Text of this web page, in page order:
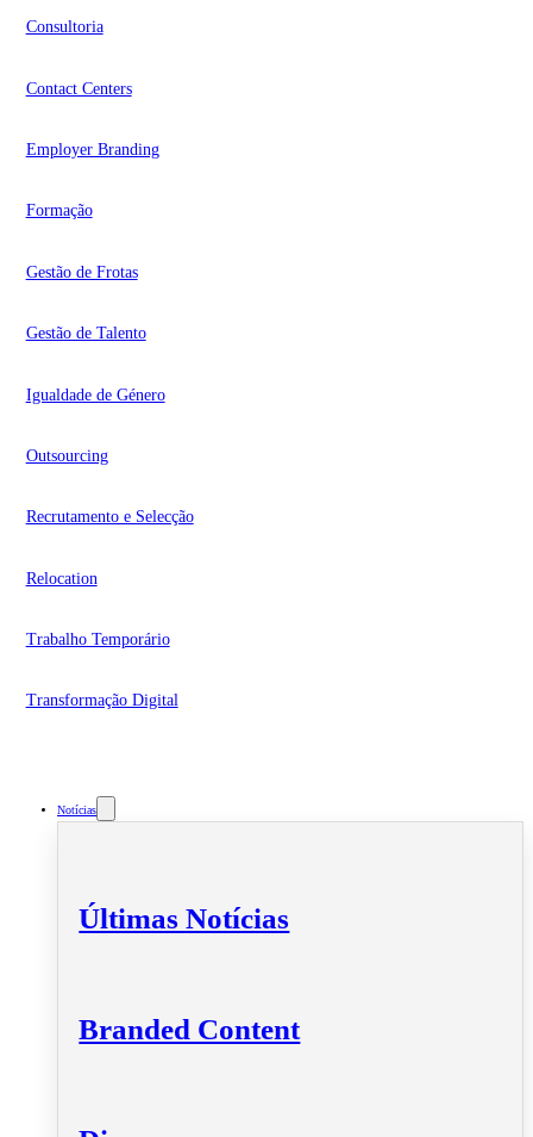
Consultoria
Contact Centers
Employer Branding
Formação
Gestão de Frotas
Gestão de Talento
Igualdade de Género
Outsourcing
Recrutamento e Selecção
Relocation
Trabalho Temporário
Transformação Digital
Notícias
Últimas Notícias
Branded Content